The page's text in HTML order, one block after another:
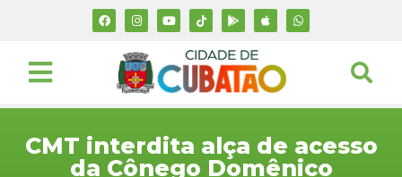
CMT interdita alça de acesso
da Cônego Domênico